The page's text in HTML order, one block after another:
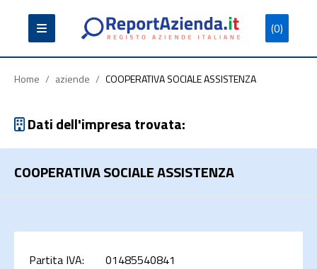
(0)
Partita
Iva
Codice
Fiscale
Ragione
Sociale
Cerca
Home / aziende / COOPERATIVA SOCIALE ASSISTENZA
Dati dell'impresa trovata:
COOPERATIVA SOCIALE ASSISTENZA
Partita IVA:
01485540841